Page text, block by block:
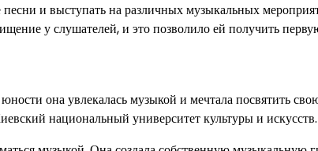
и выступать на различных музыкальных
у слушателей, и это позволило ей получить
она увлекалась музыкой и мечтала посвятить
национальный университет культуры и искусств.